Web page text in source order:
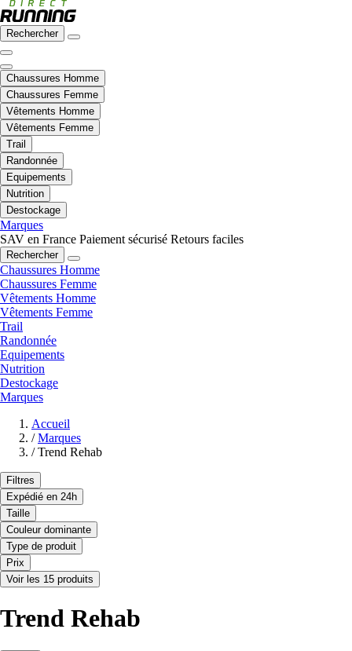
Rechercher
Chaussures Homme
Chaussures Femme
Vêtements Homme
Vêtements Femme
Trail
Randonnée
Equipements
Nutrition
Destockage
Marques
SAV en France Paiement sécurisé Retours faciles
Rechercher
Chaussures Homme
Chaussures Femme
Vêtements Homme
Vêtements Femme
Trail
Randonnée
Equipements
Nutrition
Destockage
Marques
Accueil
/ Marques
/ Trend Rehab
Filtres
Expédié en 24h
Taille
Couleur dominante
Type de produit
Prix
Voir les 15 produits
Trend Rehab